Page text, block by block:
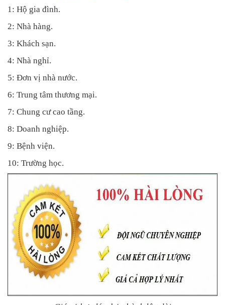
1: Hộ gia đình.
2: Nhà hàng.
3: Khách sạn.
4: Nhà nghỉ.
5: Đơn vị nhà nước.
6: Trung tâm thương mại.
7: Chung cư cao tầng.
8: Doanh nghiệp.
9: Bệnh viện.
10: Trường học.